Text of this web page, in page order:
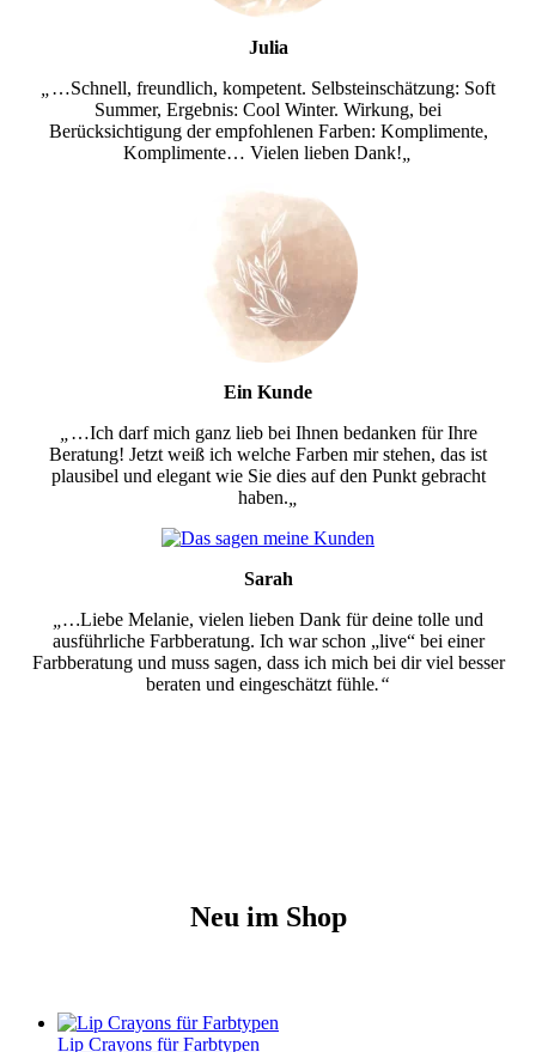
Julia
…Schnell, freundlich, kompetent. Selbsteinschätzung: Soft
Summer, Ergebnis: Cool Winter. Wirkung, bei
Berücksichtigung der empfohlenen Farben: Komplimente,
Komplimente… Vielen lieben Dank!
Ein Kunde
…Ich darf mich ganz lieb bei Ihnen bedanken für Ihre
Beratung! Jetzt weiß ich welche Farben mir stehen, das ist
plausibel und elegant wie Sie dies auf den Punkt gebracht
haben.
Sarah
„…Liebe Melanie, vielen lieben Dank für deine tolle und
ausführliche Farbberatung. Ich war schon „live“ bei einer
Farbberatung und muss sagen, dass ich mich bei dir viel besser
beraten und eingeschätzt fühle.“
Neu im Shop
Lip Crayons für Farbtypen